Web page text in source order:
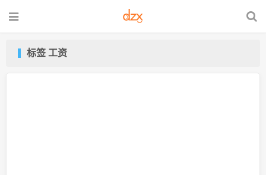
标签 工资